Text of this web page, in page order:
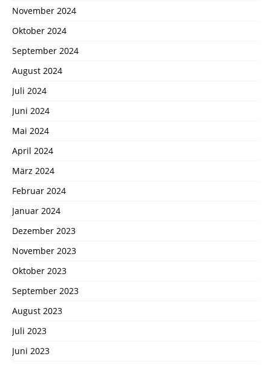
November 2024
Oktober 2024
September 2024
August 2024
Juli 2024
Juni 2024
Mai 2024
April 2024
März 2024
Februar 2024
Januar 2024
Dezember 2023
November 2023
Oktober 2023
September 2023
August 2023
Juli 2023
Juni 2023